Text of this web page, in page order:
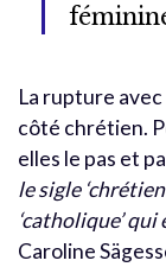
La rupture
côté chrétien.
elles le pas et
le sigle
‘catholique’
Caroline